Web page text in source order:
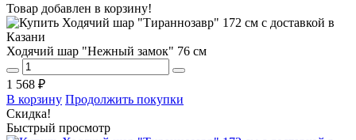
Товар добавлен в корзину!
Ходячий шар "Нежный замок" 76 см
1 568 ₽
В корзину Продолжить покупки
Скидка!
Быстрый просмотр